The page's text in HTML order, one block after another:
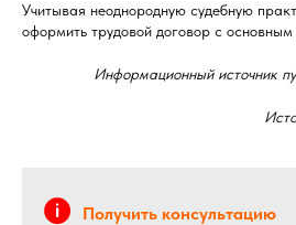
Учитывая неоднородную судебную
оформить трудовой договор с
Информационный источник
Получить консультацию